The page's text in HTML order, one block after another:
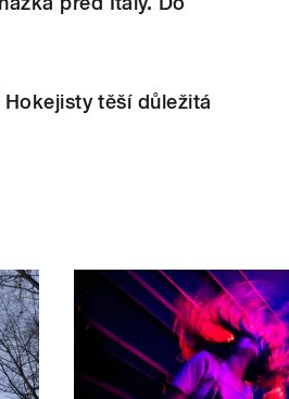
Hokejisty těší důležitá